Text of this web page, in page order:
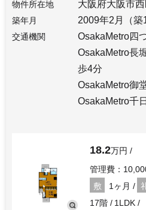
物件所在地 大阪府大阪市
築年月 2009年2月（築
交通機関
OsakaMetro四
OsakaMetro長
歩4分
OsakaMetro御
OsakaMetro千
18.2万円
管理費：
敷
1ヶ月
17階
1LDK